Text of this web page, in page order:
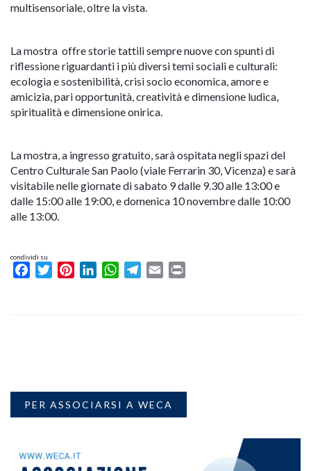
multisensoriale, oltre la vista.
La mostra offre storie tattili sempre nuove con spunti di
riflessione riguardanti i più diversi temi sociali e culturali:
ecologia e sostenibilità, crisi socio economica, amore e
amicizia, pari opportunità, creatività e dimensione ludica,
spiritualità e dimensione onirica.
La mostra, a ingresso gratuito, sarà ospitata negli spazi del
Centro Culturale San Paolo (viale Ferrarin 30, Vicenza) e sarà
visitabile nelle giornate di sabato 9 dalle 9.30 alle 13:00 e
dalle 15:00 alle 19:00, e domenica 10 novembre dalle 10:00
alle 13:00.
condividi su
FacebookTwitterPinterestLinkedInWhatsAppTelegram
Email
PER ASSOCIARSI A WECA